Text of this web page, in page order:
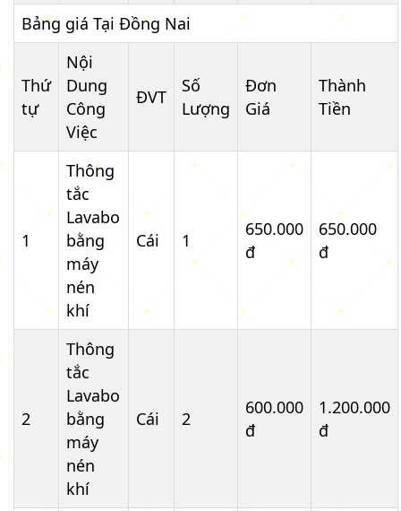
Bảng giá Tại Đồng Nai
Thứ
tự
Nội
Dung
Công
Việc
ĐVT
Số
Lượng
Đơn
Giá
Thành
Tiền
1
Thông
tắc
Lavabo
bằng
máy
nén
khí
Cái 1
650.000
đ
650.000
đ
2
Thông
tắc
Lavabo
bằng
máy
nén
khí
Cái 2
600.000
đ
1.200.000
đ